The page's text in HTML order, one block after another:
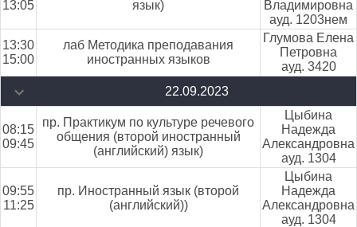
13:05
язык)
Владимировна
ауд. 1203нем
13:30
15:00
лаб Методика преподавания
иностранных языков
Глумова Елена
Петровна
ауд. 3420
22.09.2023
08:15
09:45
пр. Практикум по культуре речевого
общения (второй иностранный
(английский) язык)
Цыбина
Надежда
Александровна
ауд. 1304
09:55
11:25
пр. Иностранный язык (второй
(английский))
Цыбина
Надежда
Александровна
ауд. 1304